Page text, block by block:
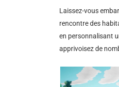
Laissez-vous
rencontre des
en personnalisant
apprivoisez de